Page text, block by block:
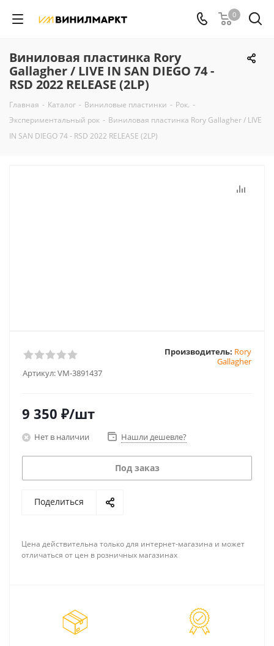
0
Виниловая пластинка Rory
Gallagher / LIVE IN SAN DIEGO 74 -
RSD 2022 RELEASE (2LP)
Главная - Каталог - Виниловые пластинки - Рок. -
Экспериментальный рок - Виниловая пластинка Rory Gallagher / LIVE
IN SAN DIEGO 74 - RSD 2022 RELEASE (2LP)
Артикул:VM-3891437
Производитель: Rory
Gallagher
9 350 ₽/шт
Нет в наличии Нашли дешевле?
Под заказ
Поделиться
Цена действительна только для интернет-магазина и может
отличаться от цен в розничных магазинах